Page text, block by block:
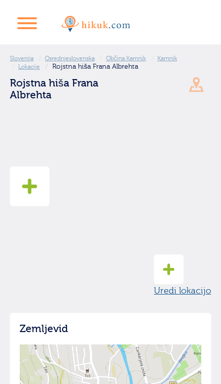
Slovenija Osrednjeslovenska Občina Kamnik
Kamnik
Lokacije
Rojstna hiša Frana Albrehta
Rojstna hiša Frana
Albrehta
Uredi lokacijo
Zemljevid